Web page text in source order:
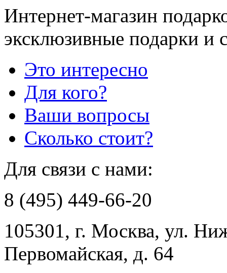
Интернет-магазин
эксклюзивные подарки и
Это интересно
Для кого?
Ваши вопросы
Сколько стоит?
Для связи с нами:
8 (495) 449-66-20
105301, г. Москва, ул.
Первомайская, д. 64